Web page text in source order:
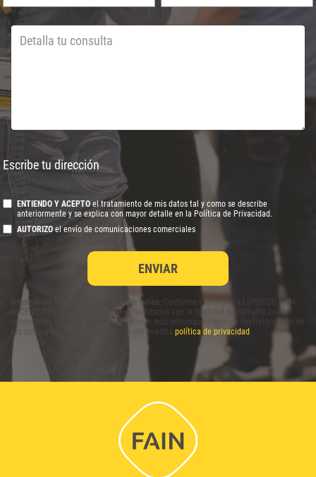
Escribe tu dirección
ENTIENDO Y ACEPTO el tratamiento de mis datos tal y como se describe
anteriormente y se explica con mayor detalle en la Política de Privacidad.
AUTORIZO el envío de comunicaciones comerciales
Información básica en protección de datos:
Conforme al RGPD y la LOPDGDD, FAIN
ASCENSORES S.A. tratará los datos facilitados con la finalidad de llamarte con la
información que necesites. Para obtener más información acerca del tratamiento de
sus datos y ejercer sus derechos, visite nuestra política de privacidad